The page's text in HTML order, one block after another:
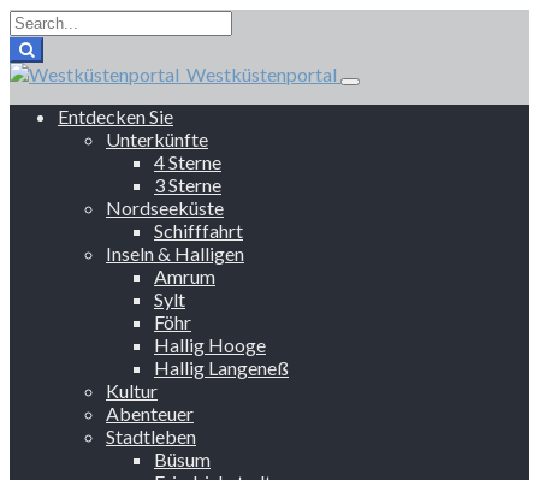
Westküstenportal
Entdecken Sie
Unterkünfte
4 Sterne
3 Sterne
Nordseeküste
Schifffahrt
Inseln & Halligen
Amrum
Sylt
Föhr
Hallig Hooge
Hallig Langeneß
Kultur
Abenteuer
Stadtleben
Büsum